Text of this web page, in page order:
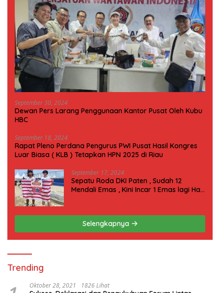
September 30, 2024
Dewan Pers Larang Penggunaan Kantor Pusat Oleh Kubu
HBC
September 18, 2024
Rapat Pleno Perdana Pengurus PWI Pusat Hasil Kongres
Luar Biasa ( KLB ) Tetapkan HPN 2025 di Riau
September 17, 2024
Sepatu Roda DKI Paten , Sudah 12
Mendali Emas , Kini Incar 1 Emas lagi Hari
Selengkapnya
Trending
Oktober 28, 2021 1826 Lihat